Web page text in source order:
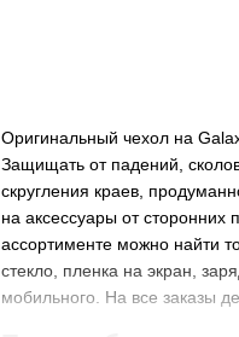
Оригинальный чехол на
Защищать от падений,
скругления краев,
на аксессуары от
ассортименте можно найти
стекло, пленка на экран,
мобильного. На все заказы